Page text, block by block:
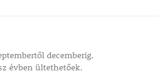
decemberig.
évben ültethetőek.